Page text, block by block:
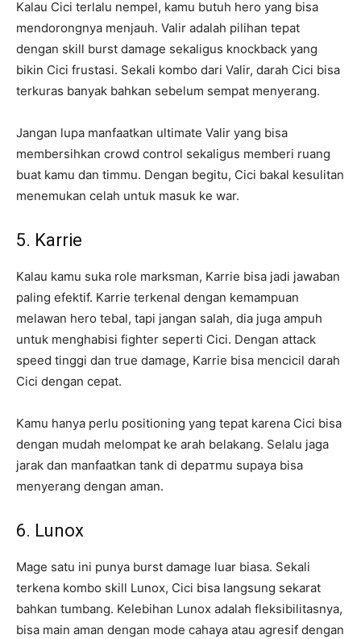
Kalau Cici terlalu nempel, kamu butuh hero yang bisa
mendorongnya menjauh. Valir adalah pilihan tepat
dengan skill burst damage sekaligus knockback yang
bikin Cici frustasi. Sekali kombo dari Valir, darah Cici bisa
terkuras banyak bahkan sebelum sempat menyerang.
Jangan lupa manfaatkan ultimate Valir yang bisa
membersihkan crowd control sekaligus memberi ruang
buat kamu dan timmu. Dengan begitu, Cici bakal kesulitan
menemukan celah untuk masuk ke war.
5. Karrie
Kalau kamu suka role marksman, Karrie bisa jadi jawaban
paling efektif. Karrie terkenal dengan kemampuan
melawan hero tebal, tapi jangan salah, dia juga ampuh
untuk menghabisi fighter seperti Cici. Dengan attack
speed tinggi dan true damage, Karrie bisa mencicil darah
Cici dengan cepat.
Kamu hanya perlu positioning yang tepat karena Cici bisa
dengan mudah melompat ke arah belakang. Selalu jaga
jarak dan manfaatkan tank di depaтmu supaya bisa
menyerang dengan aman.
6. Lunox
Mage satu ini punya burst damage luar biasa. Sekali
terkena kombo skill Lunox, Cici bisa langsung sekarat
bahkan tumbang. Kelebihan Lunox adalah fleksibilitasnya,
bisa main aman dengan mode cahaya atau agresif dengan